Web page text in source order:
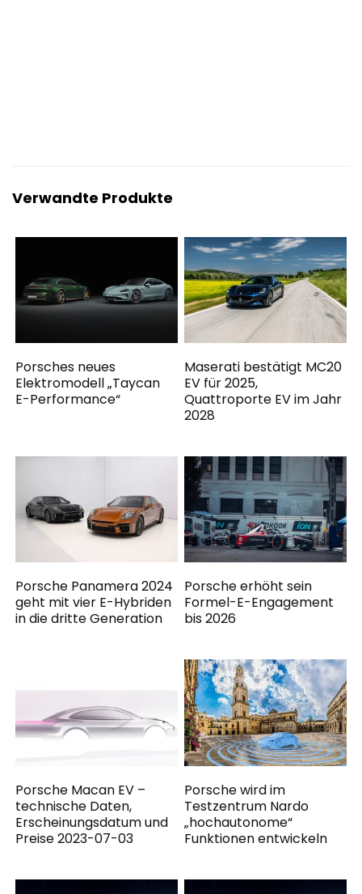
Verwandte Produkte
Porsches neues
Elektromodell „Taycan
E-Performance“
Maserati bestätigt MC20
EV für 2025,
Quattroporte EV im Jahr
2028
Porsche Panamera 2024
geht mit vier E-Hybriden
in die dritte Generation
Porsche erhöht sein
Formel-E-Engagement
bis 2026
Porsche Macan EV –
technische Daten,
Erscheinungsdatum und
Preise 2023-07-03
Porsche wird im
Testzentrum Nardo
„hochautonome“
Funktionen entwickeln